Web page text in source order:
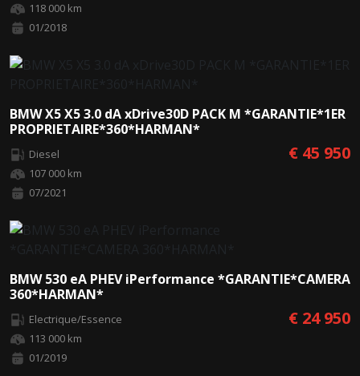
118 000 km
01/2018
BMW X5 X5 3.0 dA xDrive30D PACK M *GARANTIE*1ER
PROPRIETAIRE*360*HARMAN*
Diesel
107 000 km
07/2021
€ 45 950
BMW 530 eA PHEV iPerformance *GARANTIE*CAMERA
360*HARMAN*
Electrique/Essence
113 000 km
01/2019
€ 24 950